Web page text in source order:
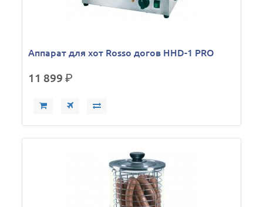
Аппарат для хот Rosso догов HHD-1 PRO
11 899р.